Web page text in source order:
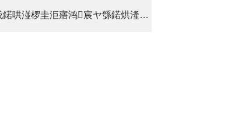
涓嬩竴绡囷細鍖椾含绮剧粏鍖栧伐鍩哄湴椤圭洰寤鸿宸ヤ綔鍩烘湰瀹屾垚锛屾寮忚繘鍏ラ獙鏀堕樁娈?/a>